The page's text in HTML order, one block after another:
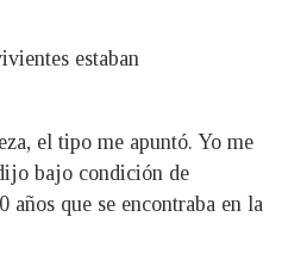
estaban
el tipo me apuntó. Yo me
bajo condición de
años que se encontraba en la